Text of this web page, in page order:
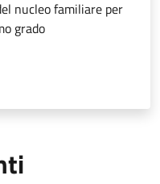
nucleo familiare per
grado